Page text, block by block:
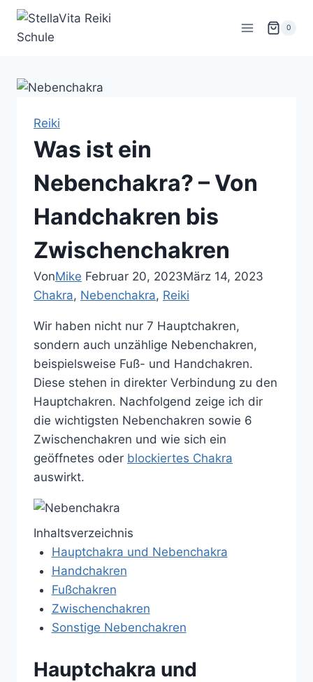
Zum
springen
0
Reiki
Was ist ein
Nebenchakra? – Von
Handchakren bis
Zwischenchakren
VonMike Februar 20, 2023März 14, 2023
Chakra, Nebenchakra, Reiki
Wir haben nicht nur 7 Hauptchakren,
sondern auch unzählige Nebenchakren,
beispielsweise Fuß- und Handchakren.
Diese stehen in direkter Verbindung zu den
Hauptchakren. Nachfolgend zeige ich dir
die wichtigsten Nebenchakren sowie 6
Zwischenchakren und wie sich ein
geöffnetes oder blockiertes Chakra
auswirkt.
Inhaltsverzeichnis
Hauptchakra und Nebenchakra
Handchakren
Fußchakren
Zwischenchakren
Sonstige Nebenchakren
Hauptchakra und